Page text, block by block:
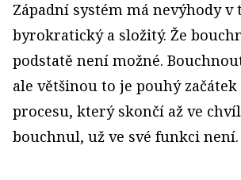
Západní systém má nevýhody v
byrokratický a složitý. Že
podstatě není možné.
ale většinou to je pouhý
procesu, který skončí až ve
bouchnul, už ve své funkci není.